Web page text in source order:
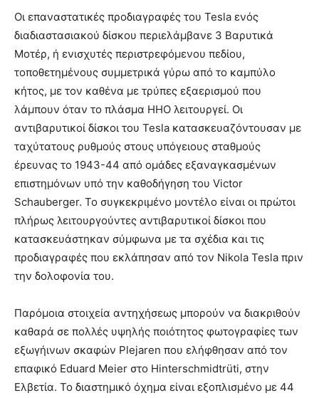
Οι επαναστατικές προδιαγραφές του Tesla ενός
διαδιαστασιακού δίσκου περιελάμβανε 3 Βαρυτικά
Μοτέρ, ή ενισχυτές περιστρεφόμενου πεδίου,
τοποθετημένους συμμετρικά γύρω από το καμπύλο
κήτος, με τον καθένα με τρύπες εξαερισμού που
λάμπουν όταν το πλάσμα ΗΗΟ λειτουργεί. Οι
αντιβαρυτικοί δίσκοι του Tesla κατασκευαζόντουσαν με
ταχύτατους ρυθμούς στους υπόγειους σταθμούς
έρευνας το 1943-44 από ομάδες εξαναγκασμένων
επιστημόνων υπό την καθοδήγηση του Victor
Schauberger. Το συγκεκριμένο μοντέλο είναι οι πρώτοι
πλήρως λειτουργούντες αντιβαρυτικοί δίσκοι που
κατασκευάστηκαν σύμφωνα με τα σχέδια και τις
προδιαγραφές που εκλάπησαν από τον Nikola Tesla πριν
την δολοφονία του.
Παρόμοια στοιχεία αντηχήσεως μπορούν να διακριθούν
καθαρά σε πολλές υψηλής ποιότητος φωτογραφίες των
εξωγήινων σκαφών Plejaren που ελήφθησαν από τον
επαφικό Eduard Meier στο Hinterschmidtrüti, στην
Ελβετία. Το διαστημικό όχημα είναι εξοπλισμένο με 44